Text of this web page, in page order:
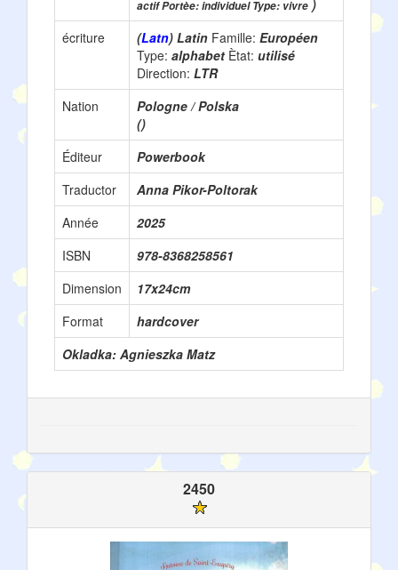
actif Portèe: individuel Type: vivre )
écriture
(Latn) Latin Famille: Européen
Type: alphabet Ètat: utilisé
Direction: LTR
Nation
Pologne / Polska
()
Éditeur
Powerbook
Traductor
Anna Pikor-Poltorak
Année
2025
ISBN
978-8368258561
Dimension
17x24cm
Format
hardcover
Okladka: Agnieszka Matz
2450